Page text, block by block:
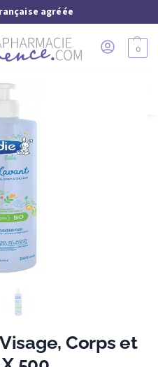
agréée
0
Corps et